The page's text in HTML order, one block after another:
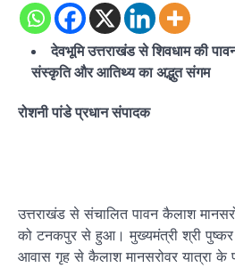
देवभूमि उत्तराखंड से शिवधाम की
संस्कृति और आतिथ्य का अद्भुत संगम
रोशनी पांडे प्रधान संपादक
उत्तराखंड से संचालित पावन कैलाश
को टनकपुर से हुआ। मुख्यमंत्री श्री पुष्कर
आवास गृह से कैलाश मानसरोवर यात्रा के